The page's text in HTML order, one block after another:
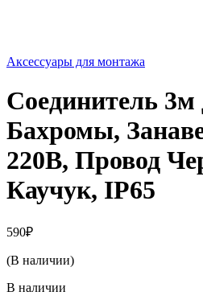
Аксессуары для монтажа
Соединитель 3м
Бахромы,
220В, Провод
Каучук, IP65
590₽
(В наличии)
В наличии